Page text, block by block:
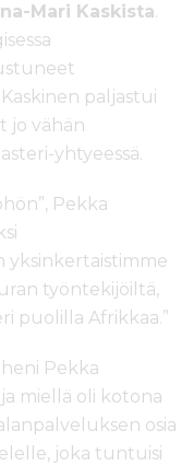
Mari Kaskista.
paljastui
jo vähän
yhtyeessä.
Pekka
yksinkertaistimme
työntekijöiltä,
puolilla Afrikkaa.”
Pekka
miellä oli kotona
osia
joka tuntuisi